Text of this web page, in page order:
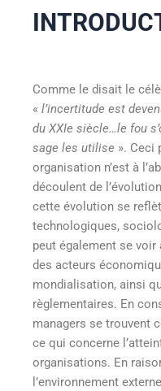
Comme le disait le
« l’incertitude est
du XXIe siècle…le fou
sage les utilise ». Ceci
organisation n’est à
découlent de
cette évolution se
technologiques,
peut également se voir
des acteurs
mondialisation, ainsi
règlementaires. En
managers se trouvent
ce qui concerne
organisations. En
l’environnement